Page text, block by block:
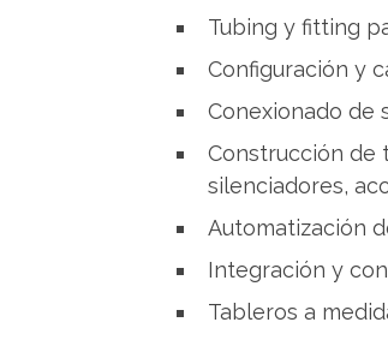
Tubing y fitting
Configuración y
Conexionado de
Construcción de
silenciadores,
Automatización
Integración y
Tableros a